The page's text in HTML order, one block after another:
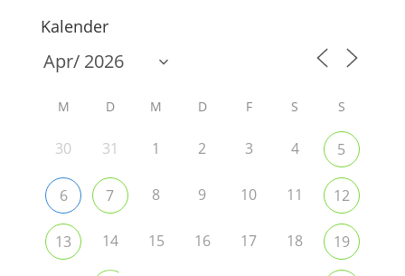
Kalender
M D M D F S S
30 31 1 2 3 4 5
6 7 8 9 10 11 12
13 14 15 16 17 18 19